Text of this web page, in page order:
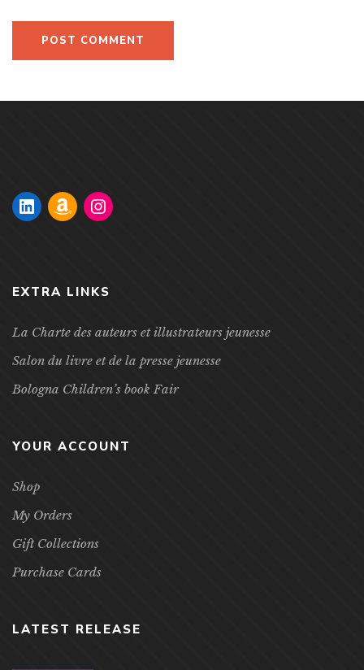
EXTRA LINKS
La Charte des auteurs et illustrateurs jeunesse
Salon du livre et de la presse jeunesse
Bologna Children’s book Fair
YOUR ACCOUNT
Shop
My Orders
Gift Collections
Purchase Cards
LATEST RELEASE